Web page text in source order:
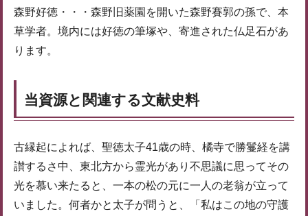
森野好徳・・・森野旧薬園を開いた森野賽郭の孫で、本
草学者。境内には好徳の筆塚や、寄進された仏足石があ
ります。
当資源と関連する文献史料
古縁起によれば、聖徳太子41歳の時、橘寺で勝鬘経を講
讃するさ中、東北方から霊光があり不思議に思ってその
光を慕い来たると、一本の松の元に一人の老翁が立って
いました。何者かと太子が問うと、「私はこの地の守護